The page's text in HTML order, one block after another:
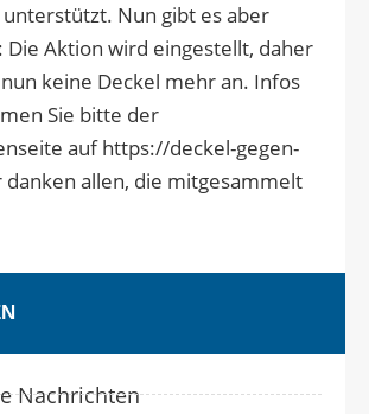
unterstützt. Nun gibt es aber
Die Aktion wird eingestellt, daher
keine Deckel mehr an. Infos
Sie bitte der
auf https://deckel-gegen-
danken allen, die mitgesammelt
Nachrichten